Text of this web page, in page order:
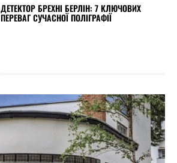
ДЕТЕКТОР БРЕХНІ БЕРЛІН: 7 КЛЮЧОВИХ
ПЕРЕВАГ СУЧАСНОЇ ПОЛІГРАФІЇ